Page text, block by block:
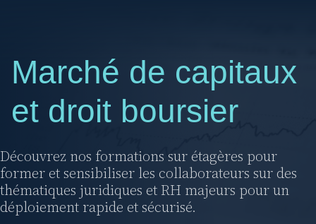
Marché de capitaux
et droit boursier
Découvrez nos formations sur étagères pour
former et sensibiliser les collaborateurs sur des
thématiques juridiques et RH majeurs pour un
déploiement rapide et sécurisé.